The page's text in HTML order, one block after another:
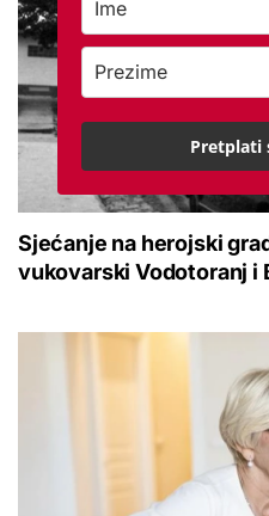
Sjećanje na herojski
vukovarski Vodotoranj i
Pretplati